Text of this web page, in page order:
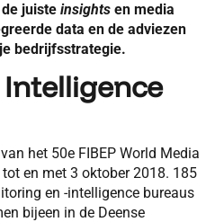
juiste insights en media
data en de adviezen
bedrijfsstrategie.
het 50e FIBEP World Media
en met 3 oktober 2018. 185
en -intelligence bureaus
bijeen in de Deense